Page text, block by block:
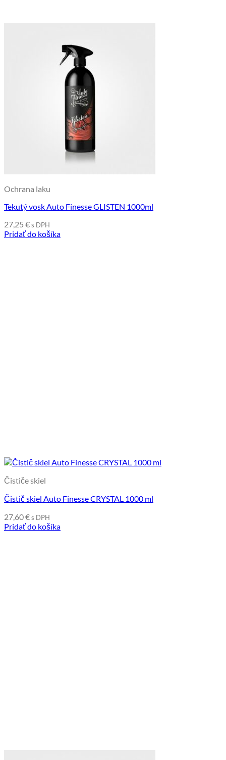
Ochrana laku
Tekutý vosk Auto Finesse GLISTEN 1000ml
27,25 €s DPH
Pridať do košíka
Čističe skiel
Čistič skiel Auto Finesse CRYSTAL 1000 ml
27,60€s DPH
Pridať do košíka